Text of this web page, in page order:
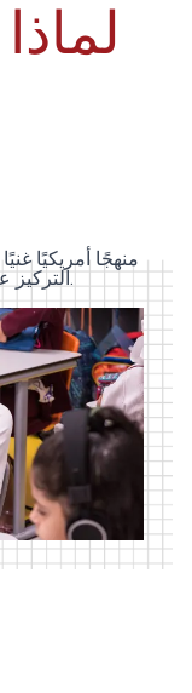
التركيز على الاستقصاء والإبداع وتنمية الشخصية.